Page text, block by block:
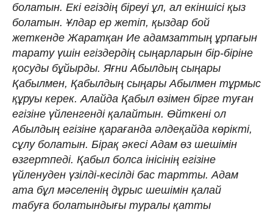
болатын. Екі егіздің біреуі ұл, ал екіншісі қыз
болатын. Ұлдар ер жетіп, қыздар бой
жеткенде Жаратқан Ие адамзаттың ұрпағын
тарату үшін егіздердің сыңарларын бір-біріне
қосуды бұйырды. Яғни Абылдың сыңары
Қабылмен, Қабылдың сыңары Абылмен тұрмыс
құруы керек. Алайда Қабыл өзімен бірге туған
егізіне үйленгенді қалайтын. Өйткені ол
Абылдың егізіне қарағанда әлдеқайда көрікті,
сұлу болатын. Бірақ әкесі Адам өз шешімін
өзгертпеді. Қабыл болса інісінің егізіне
үйленуден үзілді-кесілді бас тартты. Адам
ата бұл мәселенің дұрыс шешімін қалай
табуға болатындығы туралы қатты